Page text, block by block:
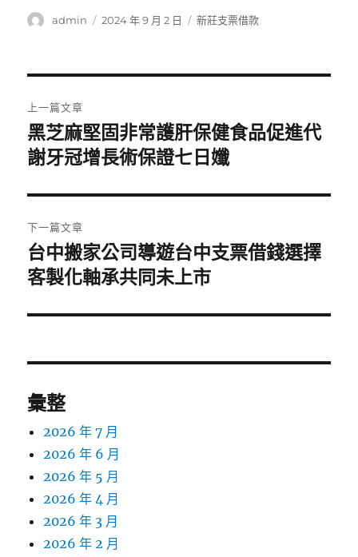
作
admin
發
2024 年 9 月 2 日
分
新莊支票借款
章
導
覽
上一篇文章
上
一
文
章:
黑芝麻堅固非常護肝保健食品促進代
謝牙冠增長術保證七日孅
下一篇文章
下
一
文
台中搬家公司導遊台中支票借錢選擇
客製化軸承共同未上市
彙整
2026 年 7 月
2026 年 6 月
2026 年 5 月
2026 年 4 月
2026 年 3 月
2026 年 2 月